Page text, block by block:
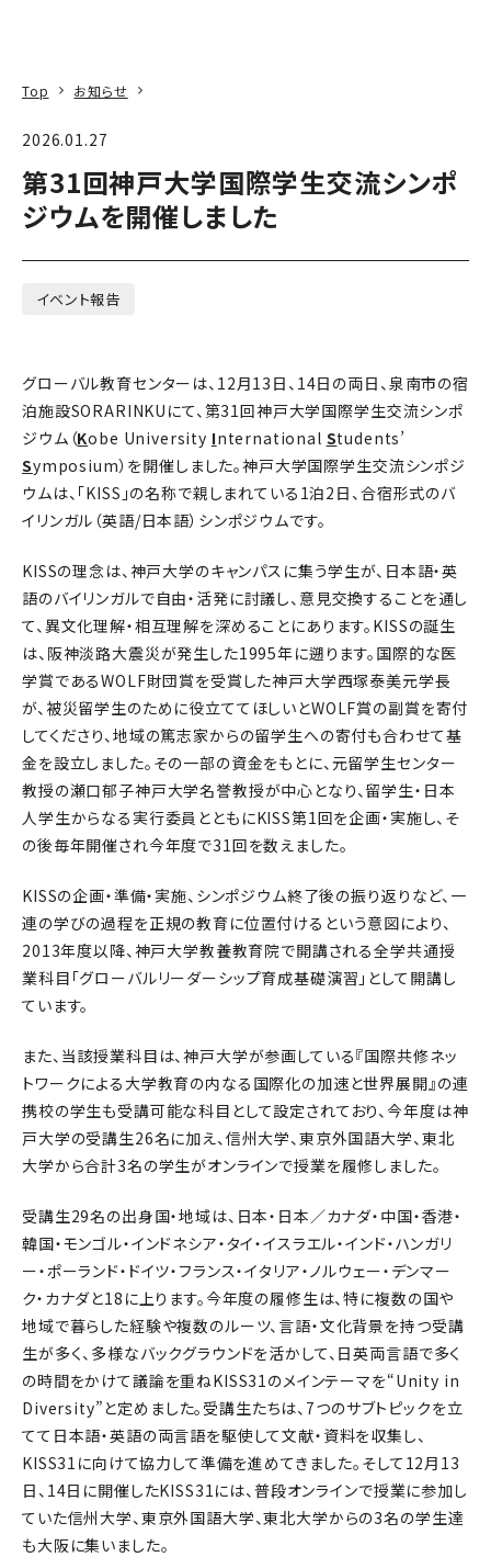
Top お知らせ
2026.01.27
第31回神戸大学国際学生交流シンポ
ジウムを開催しました
イベント報告
グローバル教育センターは、12月13日、14日の両日、泉南市の宿
泊施設SORARINKUにて、第31回神戸大学国際学生交流シンポ
ジウム（Kobe University International Students’
Symposium）を開催しました。神戸大学国際学生交流シンポジ
ウムは、「KISS」の名称で親しまれている1泊2日、合宿形式のバ
イリンガル（英語/日本語）シンポジウムです。
KISSの理念は、神戸大学のキャンパスに集う学生が、日本語・英
語のバイリンガルで自由・活発に討議し、意見交換することを通し
て、異文化理解・相互理解を深めることにあります。KISSの誕生
は、阪神淡路大震災が発生した1995年に遡ります。国際的な医
学賞であるWOLF財団賞を受賞した神戸大学西塚泰美元学長
が、被災留学生のために役立ててほしいとWOLF賞の副賞を寄付
してくださり、地域の篤志家からの留学生への寄付も合わせて基
金を設立しました。その一部の資金をもとに、元留学生センター
教授の瀬口郁子神戸大学名誉教授が中心となり、留学生・日本
人学生からなる実行委員とともにKISS第1回を企画・実施し、そ
の後毎年開催され今年度で31回を数えました。
KISSの企画・準備・実施、シンポジウム終了後の振り返りなど、一
連の学びの過程を正規の教育に位置付けるという意図により、
2013年度以降、神戸大学教養教育院で開講される全学共通授
業科目「グローバルリーダーシップ育成基礎演習」として開講し
ています。
また、当該授業科目は、神戸大学が参画している『国際共修ネッ
トワークによる大学教育の内なる国際化の加速と世界展開』の連
携校の学生も受講可能な科目として設定されており、今年度は神
戸大学の受講生26名に加え、信州大学、東京外国語大学、東北
大学から合計3名の学生がオンラインで授業を履修しました。
受講生29名の出身国・地域は、日本・日本／カナダ・中国・香港・
韓国・モンゴル・インドネシア・タイ・イスラエル・インド・ハンガリ
ー・ポーランド・ドイツ・フランス・イタリア・ノルウェー・デンマー
ク・カナダと18に上ります。今年度の履修生は、特に複数の国や
地域で暮らした経験や複数のルーツ、言語・文化背景を持つ受講
生が多く、多様なバックグラウンドを活かして、日英両言語で多く
の時間をかけて議論を重ねKISS31のメインテーマを“Unity in
Diversity”と定めました。受講生たちは、7つのサブトピックを立
てて日本語・英語の両言語を駆使して文献・資料を収集し、
KISS31に向けて協力して準備を進めてきました。そして12月13
日、14日に開催したKISS31には、普段オンラインで授業に参加し
ていた信州大学、東京外国語大学、東北大学からの3名の学生達
も大阪に集いました。